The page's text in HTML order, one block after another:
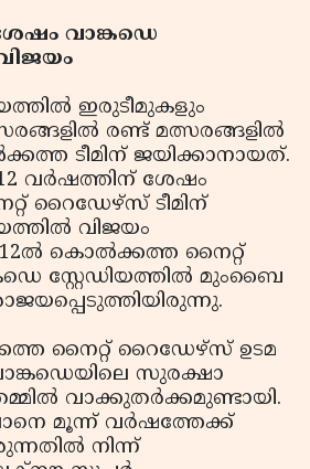
വാങ്കഡെ
ഇരുടീമുകളും
രണ്ട് മത്സരങ്ങളിൽ
ടീമിന് ജയിക്കാനായത്.
വർഷത്തിന് ശേഷം
റൈഡേഴ്‌സ് ടീമിന്
വിജയം
കൊൽക്കത്ത നൈറ്റ്
സ്റ്റേഡിയത്തിൽ മുംബൈ
നൈറ്റ് റൈഡേഴ്‌സ് ഉടമ
സുരക്ഷാ
വാക്കുതർക്കമുണ്ടായി.
മൂന്ന് വർഷത്തേക്ക്
നിന്ന്